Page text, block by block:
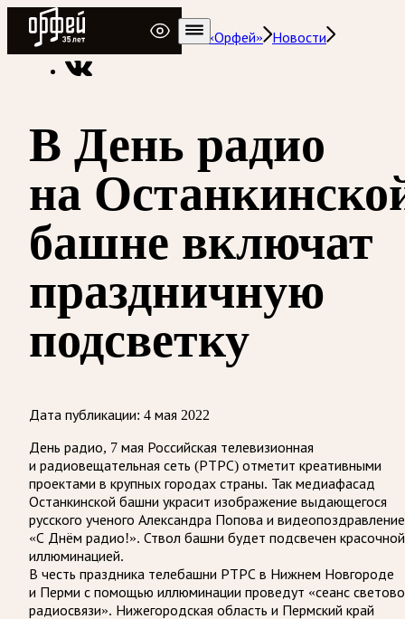
Радио Орфей
Радио классической музыки «Орфей»
Новости
В День радио
на
башне включат
праздничную
подсветку
Дата публикации: 4 мая 2022
День радио, 7 мая Российская телевизионная
и радиовещательная сеть (РТРС) отметит креативными
проектами в крупных городах страны. Так медиафасад
Останкинской башни украсит изображение выдающегося
русского ученого Александра Попова и видеопоздравление
«С Днём радио!». Ствол башни будет подсвечен красочной
иллюминацией.
В честь праздника телебашни РТРС в Нижнем Новгороде
и Перми с помощью иллюминации проведут «сеанс
радиосвязи». Нижегородская область и Пермский край